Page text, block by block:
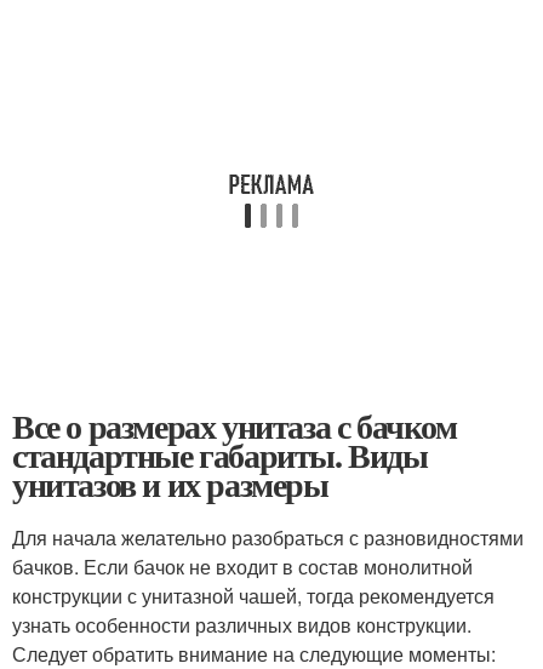
Все о размерах унитаза с бачком
стандартные габариты. Виды
унитазов и их размеры
Для начала желательно разобраться с разновидностями
бачков. Если бачок не входит в состав монолитной
конструкции с унитазной чашей, тогда рекомендуется
узнать особенности различных видов конструкции.
Следует обратить внимание на следующие моменты: